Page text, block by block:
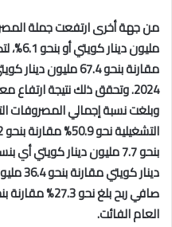
مقارنة بنحو 67.4
2024. وتحقق ذلك نتيجة
وبلغت نسبة إجمالي المصروفات
دينار
العام الفائت.